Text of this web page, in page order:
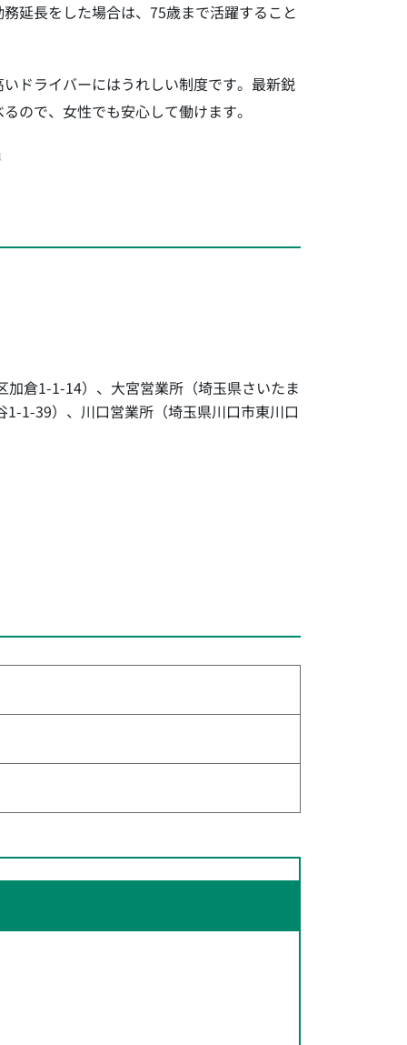
延長をした場合は、75歳まで活躍すること
ドライバーにはうれしい制度です。最新鋭
ので、女性でも安心して働けます。
倉1-1-14）、大宮営業所（埼玉県さいたま
1-39）、川口営業所（埼玉県川口市東川口